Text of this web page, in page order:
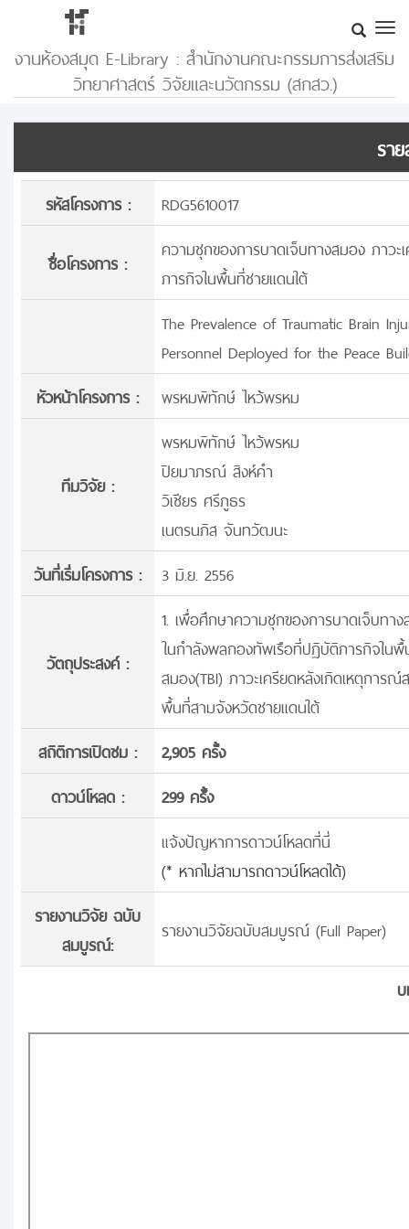
งานห้องสมุด E-Library : สำนักงานคณะกรรมการส่งเสริม
วิทยาศาสตร์ วิจัยและนวัตกรรม (สกสว.)
รา
รหัสโครงการ : RDG5610017
ชื่อโครงการ :
ความชุกของการบาดเจ็บทางสมอง ภาว
ภารกิจในพื้นที่ชายแดนใต้
The Prevalence of Traumatic Brain
Personnel Deployed for the Peace
หัวหน้าโครงการ :
พรหมพิทักษ์ ไหว้พรหม
ทีมวิจัย :
พรหมพิทักษ์ ไหว้พรหม
ปิยมาภรณ์ สิงห์คำ
วิเชียร ศรีภูธร
เนตรนภิส จันทวัฒนะ
วันที่เริ่มโครงการ :
3 มิ.ย. 2556
วัตถุประสงค์ :
1. เพื่อศึกษาความชุกของการบาดเจ็บทา
ในกำลังพลกองทัพเรือที่ปฏิบัติภารกิจในพื้
สมอง(TBI) ภาวะเครียดหลังเกิดเหตุการ
พื้นที่สามจังหวัดชายแดนใต้
สถิติการเปิดชม :
2,905 ครั้ง
ดาวน์โหลด :
299 ครั้้ง
แจ้งปัญหาการดาวน์โหลดที่นี่
(* หากไม่สามารถดาวน์โหลดได้)
รายงานวิจัย ฉบับ
สมบูรณ์:
รายงานวิจัยฉบับสมบูรณ์ (Full Paper)